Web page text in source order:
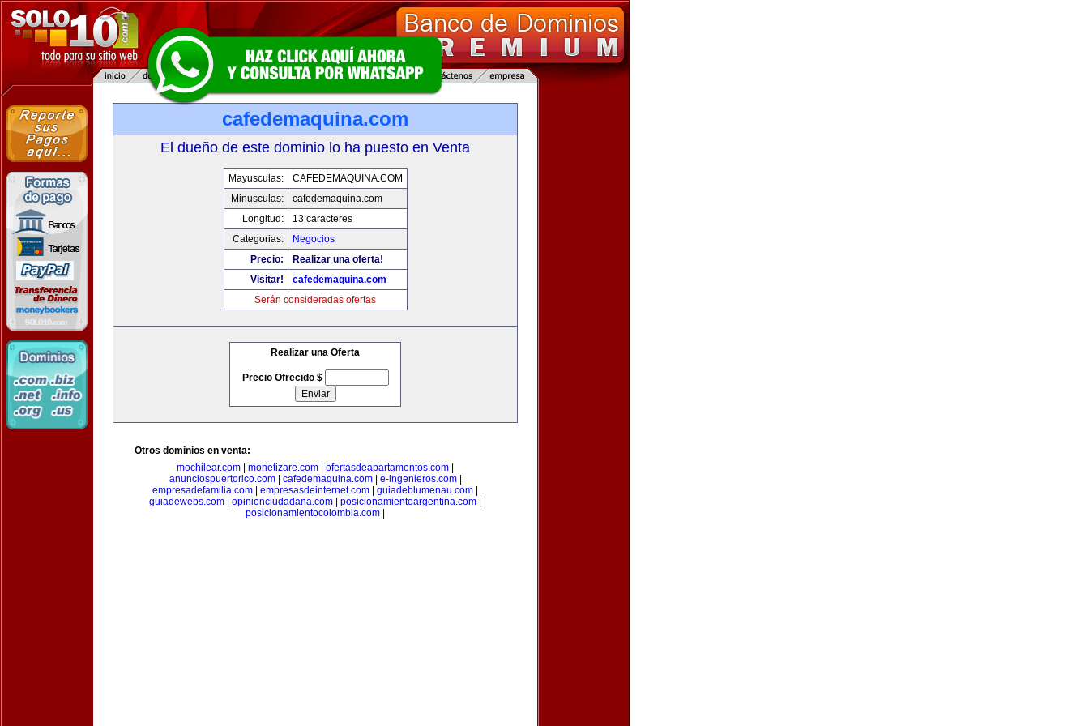
cafedemaquina.com
El dueño de este dominio lo ha puesto en Venta
Mayusculas:
CAFEDEMAQUINA.COM
Minusculas:
cafedemaquina.com
Longitud:
13 caracteres
Categorias:
Negocios
Precio:
Realizar una oferta!
Visitar!
cafedemaquina.com
Serán consideradas ofertas
Realizar una Oferta
Precio Ofrecido $
Otros dominios en venta:
mochilear.com
monetizare.com ofertasdeapartamentos.com
anunciospuertorico.com| cafedemaquina.com| e-ingenieros.com|
empresadefamilia.com
empresasdeinternet.com guiadeblumenau.com
guiadewebs.com
opinionciudadana.com posicionamientoargentina.com
posicionamientocolombia.com